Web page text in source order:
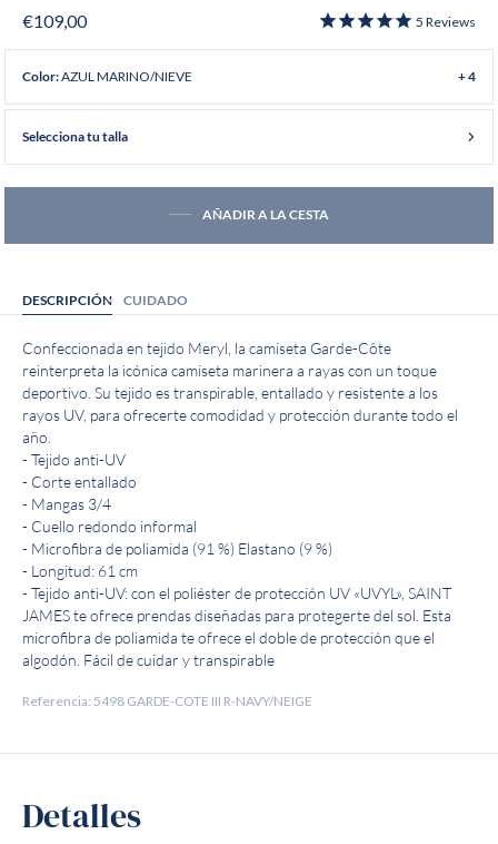
€109,00 5 Reviews
Color:AZUL MARINO/NIEVE + 4
Selecciona tu talla
AÑADIR A LA CESTA
DESCRIPCIÓN CUIDADO
Confeccionada en tejido Meryl, la camiseta Garde-Côte
reinterpreta la icónica camiseta marinera a rayas con un toque
deportivo. Su tejido es transpirable, entallado y resistente a los
rayos UV, para ofrecerte comodidad y protección durante todo el
año.
- Tejido anti-UV
- Corte entallado
- Mangas 3/4
- Cuello redondo informal
- Microfibra de poliamida (91 %) Elastano (9 %)
- Longitud: 61 cm
- Tejido anti-UV: con el poliéster de protección UV «UVYL», SAINT
JAMES te ofrece prendas diseñadas para protegerte del sol. Esta
microfibra de poliamida te ofrece el doble de protección que el
algodón. Fácil de cuidar y transpirable
Referencia: 5498 GARDE-COTE III R-NAVY/NEIGE
Detalles